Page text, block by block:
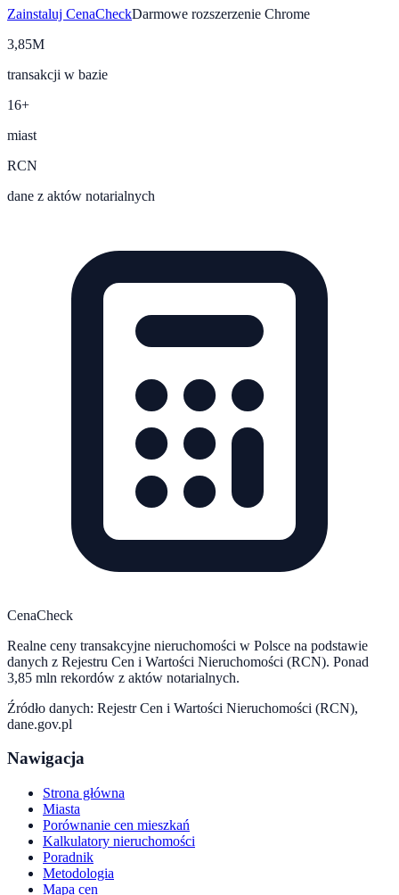
Zainstaluj CenaCheckDarmowe rozszerzenie Chrome
3,85M
transakcji w bazie
16+
miast
RCN
dane z aktów notarialnych
CenaCheck
Realne ceny transakcyjne nieruchomości w Polsce na podstawie
danych z Rejestru Cen i Wartości Nieruchomości (RCN). Ponad
3,85 mln rekordów z aktów notarialnych.
Źródło danych: Rejestr Cen i Wartości Nieruchomości (RCN),
dane.gov.pl
Nawigacja
Strona główna
Miasta
Porównanie cen mieszkań
Kalkulatory nieruchomości
Poradnik
Metodologia
Mapa cen